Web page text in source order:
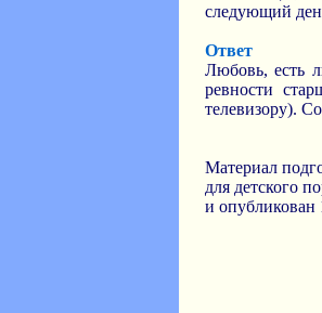
следующий
Ответ
Любовь, есть
ревности
телевизору).
Материал
для детского
и опубликован